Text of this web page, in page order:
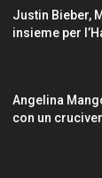
Justin Bieber,
insieme per
Angelina
con un